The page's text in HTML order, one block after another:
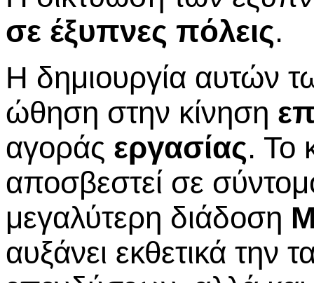
σε έξυπνες πόλεις.
Η δημιουργία αυτών
ώθηση στην κίνηση
αγοράς εργασίας. Το
αποσβεστεί σε
μεγαλύτερη διάδοση
αυξάνει εκθετικά την